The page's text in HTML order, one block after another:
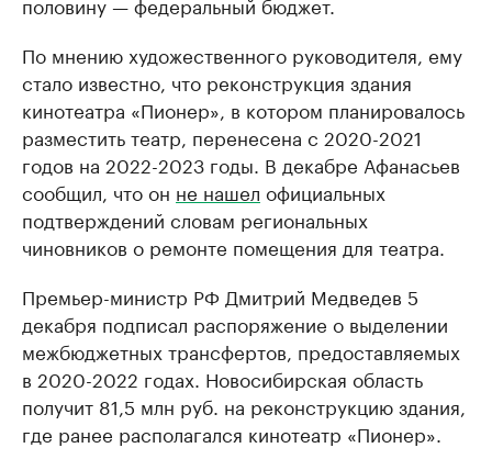
По мнению художественного руководителя, ему
стало известно, что реконструкция здания
кинотеатра «Пионер», в котором планировалось
разместить театр, перенесена с 2020-2021
годов на 2022-2023 годы. В декабре Афанасьев
сообщил, что он не нашел официальных
подтверждений словам региональных
чиновников о ремонте помещения для театра.
Премьер-министр РФ Дмитрий Медведев 5
декабря подписал распоряжение о выделении
межбюджетных трансфертов, предоставляемых
в 2020-2022 годах. Новосибирская область
получит 81,5 млн руб. на реконструкцию здания,
где ранее располагался кинотеатр «Пионер».